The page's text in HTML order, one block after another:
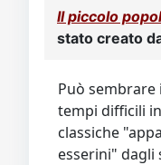
Il piccolo
stato creato
Può
tempi difficili
classiche
esserini" dagli